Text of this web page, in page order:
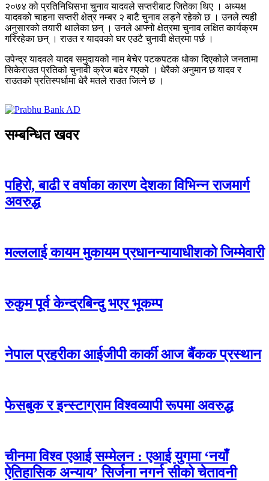
२०७४ को प्रतिनिधिसभा चुनाव यादवले सप्तरीबाट जितेका थिए । अध्यक्ष
यादवको चाहना सप्तरी क्षेत्र नम्बर २ बाटै चुनाव लड्ने रहेकाे छ । उनले त्यही
अनुसारको तयारी थालेका छन् । उनले आफ्नो क्षेत्रमा चुनाव लक्षित कार्यक्रम
गरिरहेका छन् । राउत र यादवको घर एउटै चुनावी क्षेत्रमा पर्छ ।
उपेन्द्र यादवले यादव समुदायको नाम बेचेर पटकपटक धोका दिएकोले जनतामा
सिकेराउत प्रतिको चुनावी क्रेज बढेर गएको । धेरैको अनुमान छ यादव र
राउतको प्रतिस्पर्धामा धेरै मतले राउत जित्ने छ ।
सम्बन्धित खवर
पहिरो, बाढी र वर्षाका कारण देशका विभिन्न राजमार्ग
अवरुद्ध
मल्ललाई कायम मुकायम प्रधानन्यायाधीशको जिम्मेवारी
रुकुम पूर्व केन्द्रबिन्दु भएर भूकम्प
नेपाल प्रहरीका आईजीपी कार्की आज बैंकक प्रस्थान
फेसबुक र इन्स्टाग्राम विश्वव्यापी रूपमा अवरुद्ध
चीनमा विश्व एआई सम्मेलन : एआई युगमा ‘नयाँ
ऐतिहासिक अन्याय’ सिर्जना नगर्न सीको चेतावनी